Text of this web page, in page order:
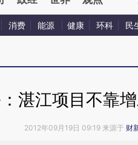
消费 能源 健康 环科 民
湛江项目不靠
2012年09月19日 09:19 来源于 财